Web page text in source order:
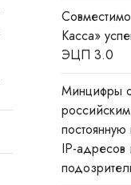
Касса»
ЭЦП 3.0
Минцифры
IP-адресов